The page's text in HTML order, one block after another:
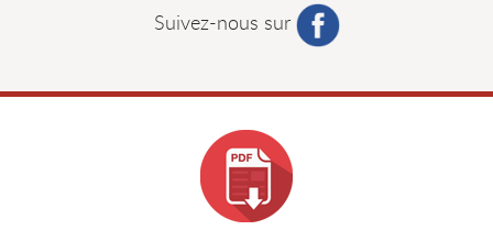
Suivez-nous sur